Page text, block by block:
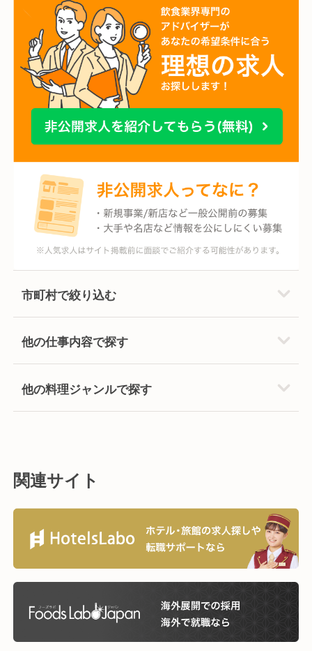
市町村で絞り込む
他の仕事内容で探す
他の料理ジャンルで探す
関連サイト